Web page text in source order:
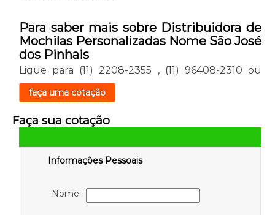
Para saber mais sobre Distribuidora de
Mochilas Personalizadas Nome São José
dos Pinhais
Ligue para (11) 2208-2355 , (11) 96408-2310 ou
faça uma cotação
Faça sua cotação
Informações Pessoais
Nome: